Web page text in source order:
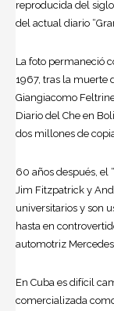
reproducida del
del actual diario
La foto permaneció
1967, tras la muerte
Giangiacomo
Diario del Che en
dos millones de
60 años después, el
Jim Fitzpatrick y
universitarios y son
hasta en
automotriz
En Cuba es difícil
comercializada